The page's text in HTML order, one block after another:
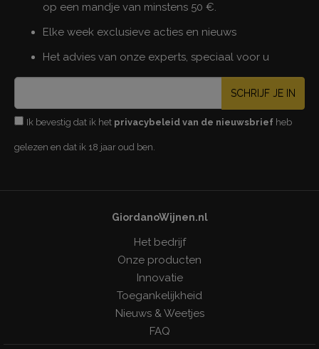
op een mandje van minstens 50 €.
Elke week exclusieve acties en nieuws
Het advies van onze experts, speciaal voor u
SCHRIJF JE IN
Ik bevestig dat ik het privacybeleid van de nieuwsbrief heb
gelezen en dat ik 18 jaar oud ben.
GiordanoWijnen.nl
Het bedrijf
Onze producten
Innovatie
Toegankelijkheid
Nieuws & Weetjes
FAQ